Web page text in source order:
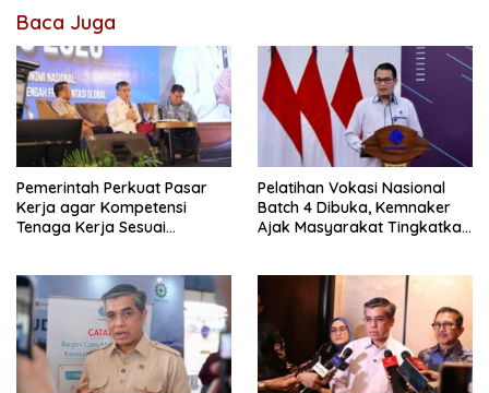
Baca Juga
Pemerintah Perkuat Pasar
Kerja agar Kompetensi
Tenaga Kerja Sesuai
Pelatihan Vokasi Nasional
Batch 4 Dibuka, Kemnaker
Ajak Masyarakat Tingkatkan